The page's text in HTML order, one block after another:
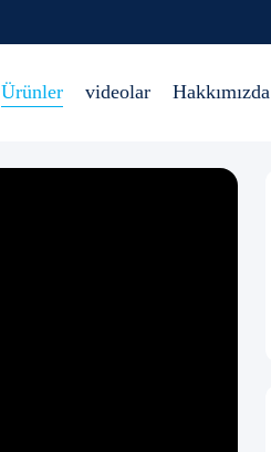
Ürünler videolar Hakkımızda